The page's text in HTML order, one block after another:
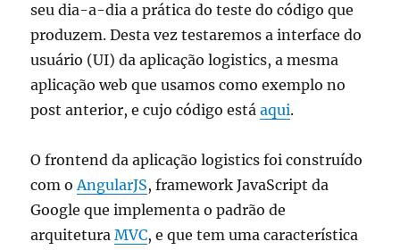
seu dia-a-dia a prática do teste do código que
produzem. Desta vez testaremos a interface do
usuário (UI) da aplicação logistics, a mesma
aplicação web que usamos como exemplo no
post anterior, e cujo código estáaqui.
O frontend da aplicação logistics foi construído
com oAngularJS, framework JavaScript da
Google que implementa o padrão de
arquiteturaMVC, e que tem uma característica